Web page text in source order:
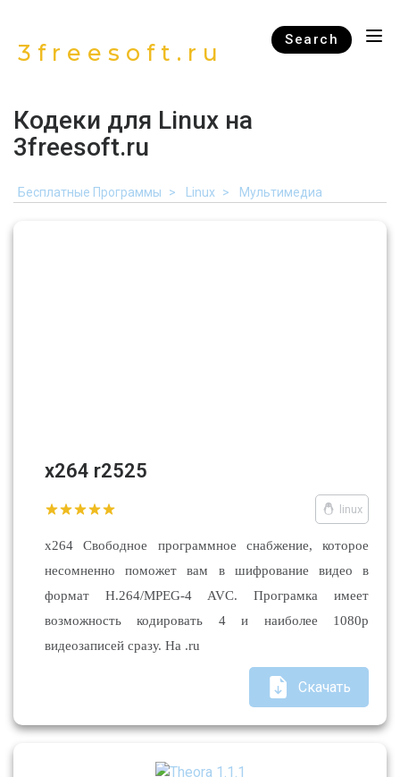
3freesoft.ru Search
Кодеки для Linux на
3freesoft.ru
Бесплатные Программы Linux Мультимедиа
x264 r2525
linux
x264 Свободное программное снабжение, которое
несомненно поможет вам в шифрование видео в
формат H.264/MPEG-4 AVC. Програмка имеет
возможность кодировать 4 и наиболее 1080p
видеозаписей сразу. На .ru
Скачать